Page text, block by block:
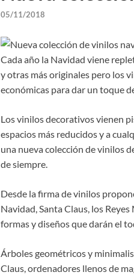
05/11/2018
Cada año la Navidad viene
y otras más originales pero los
económicas para dar un toque
Los vinilos decorativos vienen
espacios más reducidos y a
una nueva colección de vinilos
de siempre.
Desde la firma de vinilos
Navidad, Santa Claus, los
formas y diseños que darán el
Árboles geométricos y
Claus, ordenadores llenos de